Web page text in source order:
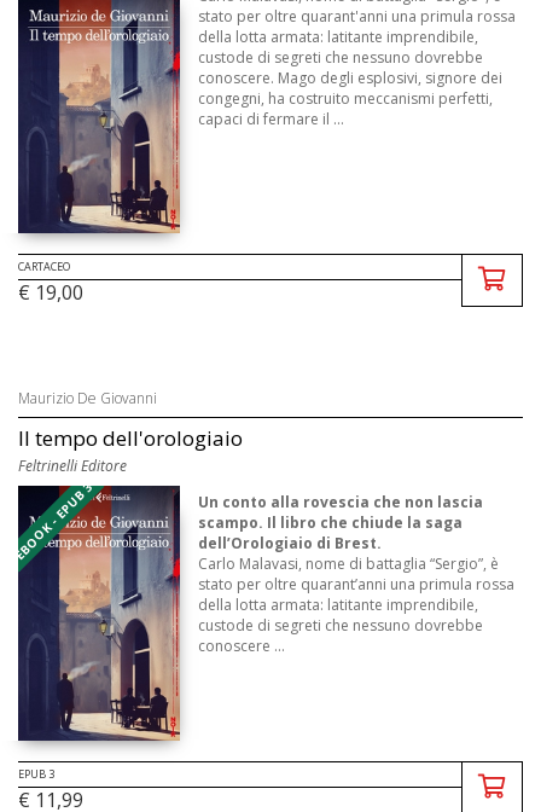
stato per oltre quarant'anni una primula rossa
della lotta armata: latitante imprendibile,
custode di segreti che nessuno dovrebbe
conoscere. Mago degli esplosivi, signore dei
congegni, ha costruito meccanismi perfetti,
capaci di fermare il ...
CARTACEO
€ 19,00
Maurizio De Giovanni
Il tempo dell'orologiaio
Feltrinelli Editore
EBOOK - EPUB 3
Un conto alla rovescia che non lascia
scampo. Il libro che chiude la saga
dell’Orologiaio di Brest.
Carlo Malavasi, nome di battaglia “Sergio”, è
stato per oltre quarant’anni una primula rossa
della lotta armata: latitante imprendibile,
custode di segreti che nessuno dovrebbe
conoscere ...
EPUB 3
€ 11,99